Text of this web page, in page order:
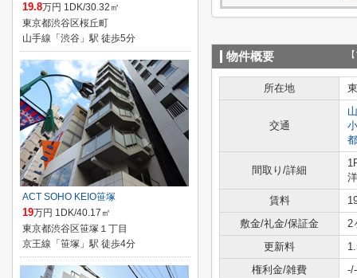
物件概要
所在地
交通
間取り/詳細
賃料
敷金/礼金/保証金
2
更新料
権利金/雑費
-/-
19.8万円 1DK/30.32㎡
東京都渋谷区桜丘町
山手線「渋谷」駅 徒歩5分
ACT SOHO KEIO笹塚
19万円 1DK/40.17㎡
東京都渋谷区笹塚１丁目
京王線「笹塚」駅 徒歩4分